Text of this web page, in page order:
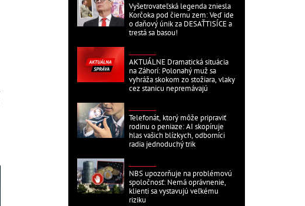
Vyšetrovateľská legenda zniesla
Korčoka pod čiernu zem: Veď ide
o daňový únik za DESAŤTISÍCE a
trestá sa basou!
AKTUÁLNE Dramatická situácia
na Záhorí: Polonahý muž sa
vyhráža skokom zo stožiara, vlaky
cez stanicu nepremávajú
Telefonát, ktorý môže pripraviť
rodinu o peniaze: AI skopíruje
hlas vašich blízkych, odborníci
radia jednoduchý trik
NBS upozorňuje na problémovú
spoločnosť: Nemá oprávnenie,
klienti sa vystavujú veľkému
riziku